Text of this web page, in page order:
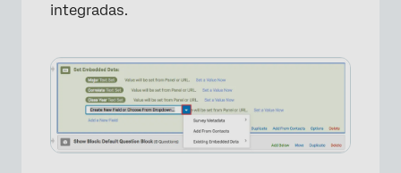
integradas.